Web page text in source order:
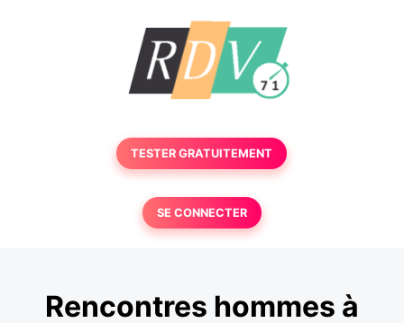
TESTER GRATUITEMENT
SE CONNECTER
Rencontres hommes à